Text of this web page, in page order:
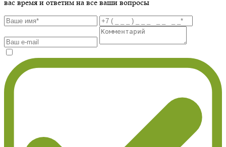
вас время и ответим на все ваши вопросы